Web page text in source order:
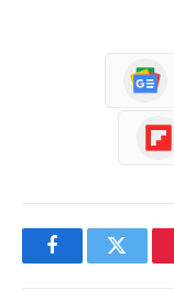
FacebookTwitter